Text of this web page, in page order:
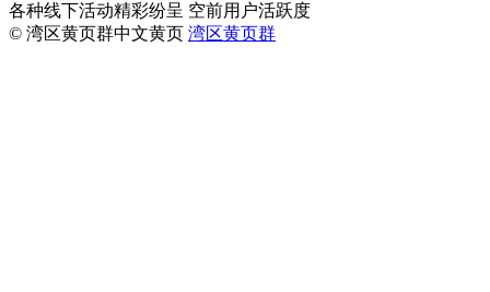
各种线下活动精彩纷呈 空前用户活跃度
© 湾区黄页群中文黄页 湾区黄页群